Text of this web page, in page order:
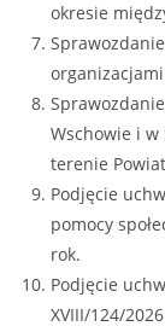
okresie
Wschowie i w
terenie
Podjęcie
pomocy
rok.
Podjęcie
XVIII/124/